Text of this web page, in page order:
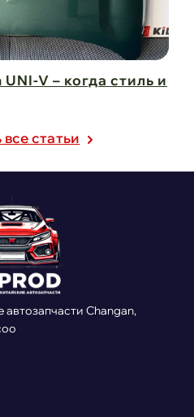
V – когда стиль и
статьи
Changan,